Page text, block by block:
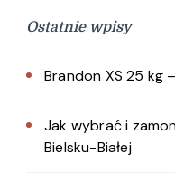
Ostatnie wpisy
Brandon XS 25 kg
Jak wybrać i
Bielsku-Białej